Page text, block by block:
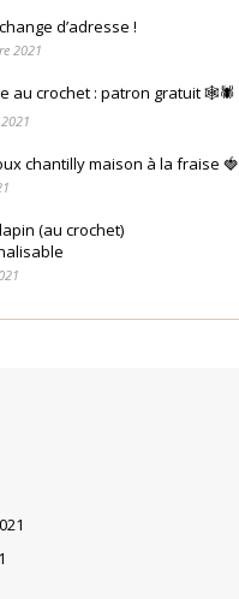
d’adresse !
2021
au crochet : patron gratuit 🕸🕷
chantilly maison à la fraise 🍓
(au crochet)